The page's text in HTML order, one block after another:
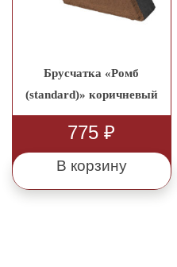
Брусчатка «Ромб
(standard)» коричневый
775₽
В корзину